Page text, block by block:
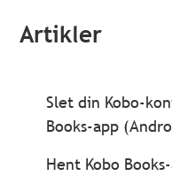
Artikler
Slet din Kobo-
Books-app
Hent Kobo